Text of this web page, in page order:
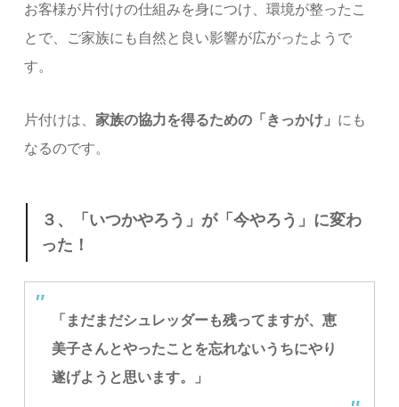
お客様が片付けの仕組みを身につけ、環境が整ったこ
とで、ご家族にも自然と良い影響が広がったようで
す。
片付けは、 家族の協力を得るための「きっかけ」 にも
なるのです。
３、「いつかやろう」が「今やろう」に変わ
った！
「まだまだシュレッダーも残ってますが、恵
美子さんとやったことを忘れないうちにやり
遂げようと思います。」